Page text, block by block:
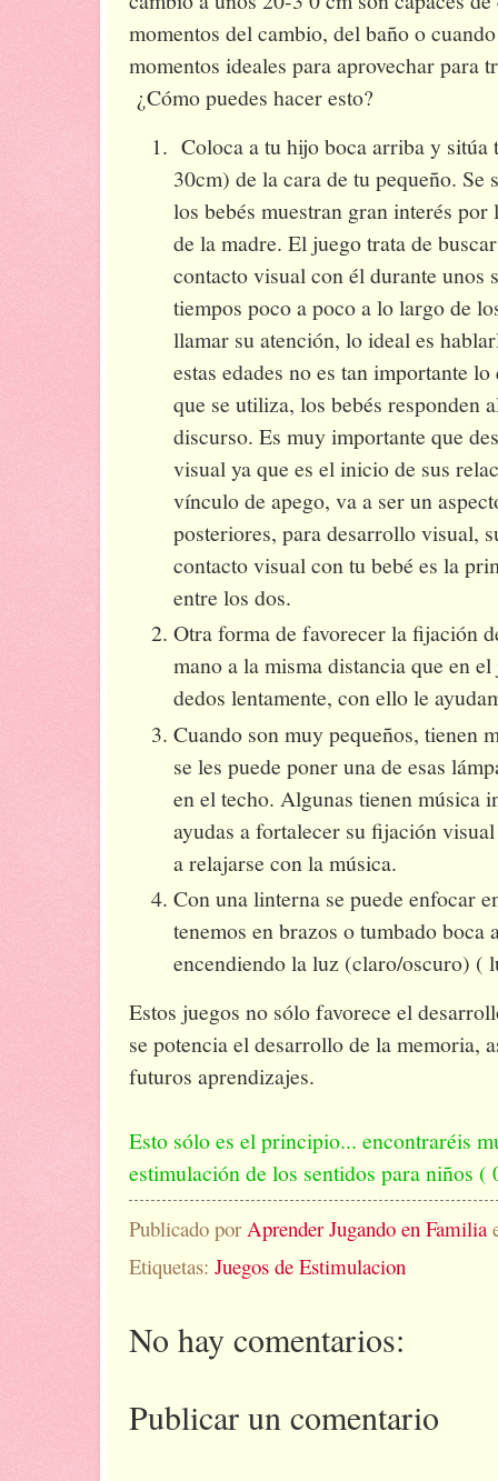
momentos del cambio, del baño o
momentos ideales para aprovechar para
¿Cómo puedes hacer esto?
Coloca a tu hijo boca arriba y sitúa
30cm) de la cara de tu pequeño. Se
los bebés muestran gran interés
de la madre. El juego trata de
contacto visual con él durante unos
tiempos poco a poco a lo largo de
llamar su atención, lo ideal es
estas edades no es tan importante
que se utiliza, los bebés responden
discurso. Es muy importante que
visual ya que es el inicio de sus
vínculo de apego, va a ser un
posteriores, para desarrollo visual,
contacto visual con tu bebé es la
entre los dos.
Otra forma de favorecer la fijación
mano a la misma distancia que en
dedos lentamente, con ello le
Cuando son muy pequeños, tienen
se les puede poner una de esas
en el techo. Algunas tienen música
ayudas a fortalecer su fijación
a relajarse con la música.
Con una linterna se puede enfocar
tenemos en brazos o tumbado boca
encendiendo la luz (claro/oscuro) (
Estos juegos no sólo favorece el
se potencia el desarrollo de la memoria,
futuros aprendizajes.
Esto sólo es el principio... encontraréis
estimulación de los sentidos para niños (
Publicado por Aprender Jugando en Familia
Etiquetas: Juegos de Estimulacion
No hay comentarios:
Publicar un comentario